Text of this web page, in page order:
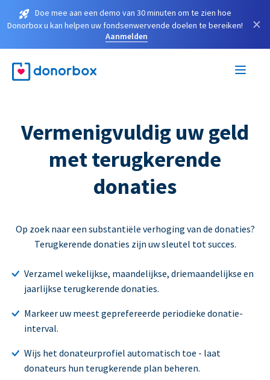
Doe mee aan een demo van 30 minuten om te zien hoe
Donorbox u kan helpen uw fondsenwervende doelen te bereiken!
Aanmelden
×
Vermenigvuldig uw geld
met terugkerende
donaties
Op zoek naar een substantiële verhoging van de donaties?
Terugkerende donaties zijn uw sleutel tot succes.
Verzamel wekelijkse, maandelijkse, driemaandelijkse en
jaarlijkse terugkerende donaties.
Markeer uw meest geprefereerde periodieke donatie-
interval.
Wijs het donateurprofiel automatisch toe - laat
donateurs hun terugkerende plan beheren.